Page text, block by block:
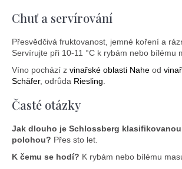
Chuť a servírování
Přesvědčivá fruktovanost, jemné koření a
Servírujte při 10-11 °C k rybám nebo bílému
Víno pochází z vinařské oblasti Nahe od
Schäfer, odrůda Riesling.
Časté otázky
Jak dlouho je Schlossberg
polohou? Přes sto let.
K čemu se hodí? K rybám nebo bílému